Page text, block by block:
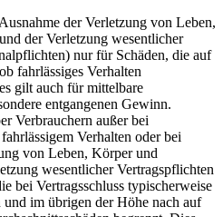
der Verletzung von Leben,
der Verletzung wesentlicher
nur für Schäden, die auf
fahrlässiges Verhalten
gilt auch für mittelbare
entgangenen Gewinn.
Verbrauchern außer bei
Verhalten oder bei
von Leben, Körper und
wesentlicher Vertragspflichten
bei Vertragsschluss typischerweise
und im übrigen der Höhe nach auf